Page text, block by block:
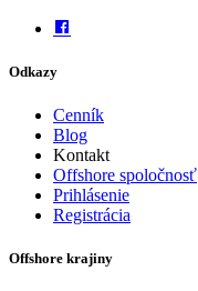
Odkazy
Cenník
Blog
Kontakt
Offshore spoločnosť
Prihlásenie
Registrácia
Offshore krajiny